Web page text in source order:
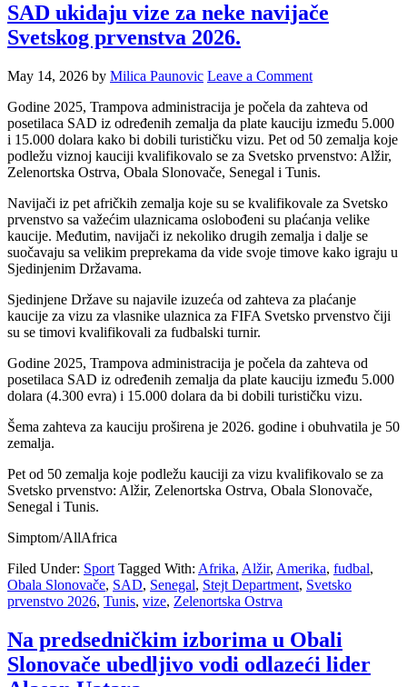
SAD ukidaju vize za neke navijače
Svetskog prvenstva 2026.
May 14, 2026 by Milica Paunovic Leave a Comment
Godine 2025, Trampova administracija je počela da zahteva od
posetilaca SAD iz određenih zemalja da plate kauciju između 5.000
i 15.000 dolara kako bi dobili turističku vizu. Pet od 50 zemalja koje
podležu viznoj kauciji kvalifikovalo se za Svetsko prvenstvo: Alžir,
Zelenortska Ostrva, Obala Slonovače, Senegal i Tunis.
Navijači iz pet afričkih zemalja koje su se kvalifikovale za Svetsko
prvenstvo sa važećim ulaznicama oslobođeni su plaćanja velike
kaucije. Međutim, navijači iz nekoliko drugih zemalja i dalje se
suočavaju sa velikim preprekama da vide svoje timove kako igraju u
Sjedinjenim Državama.
Sjedinjene Države su najavile izuzeća od zahteva za plaćanje
kaucije za vizu za vlasnike ulaznica za FIFA Svetsko prvenstvo čiji
su se timovi kvalifikovali za fudbalski turnir.
Godine 2025, Trampova administracija je počela da zahteva od
posetilaca SAD iz određenih zemalja da plate kauciju između 5.000
dolara (4.300 evra) i 15.000 dolara da bi dobili turističku vizu.
Šema zahteva za kauciju proširena je 2026. godine i obuhvatila je 50
zemalja.
Pet od 50 zemalja koje podležu kauciji za vizu kvalifikovalo se za
Svetsko prvenstvo: Alžir, Zelenortska Ostrva, Obala Slonovače,
Senegal i Tunis.
Simptom/AllAfrica
Filed Under: Sport Tagged With: Afrika, Alžir, Amerika, fudbal,
Obala Slonovače, SAD, Senegal, Stejt Department, Svetsko
prvenstvo 2026, Tunis, vize, Zelenortska Ostrva
Na predsedničkim izborima u Obali
Slonovače ubedljivo vodi odlazeći lider